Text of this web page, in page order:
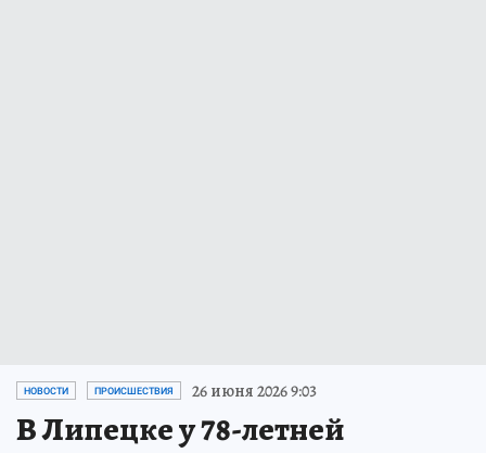
НОВОСТИ ПРОИСШЕСТВИЯ 26 июня 2026 9:03
В Липецке у 78-летней